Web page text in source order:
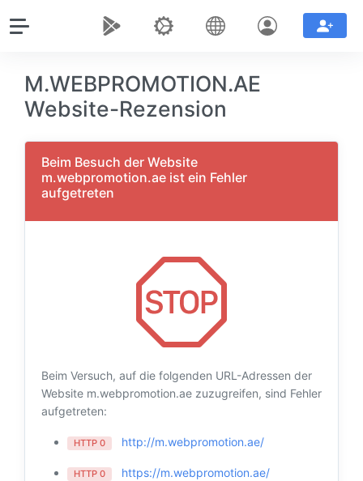
M.WEBPROMOTION.AE
Website-Rezension
Beim Besuch der Website
m.webpromotion.ae ist ein Fehler
aufgetreten
Beim Versuch, auf die folgenden URL-Adressen der
Website m.webpromotion.ae zuzugreifen, sind Fehler
aufgetreten:
HTTP 0 http://m.webpromotion.ae/
HTTP 0 https://m.webpromotion.ae/